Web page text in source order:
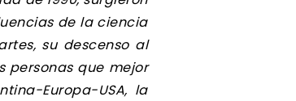
de la ciencia
su descenso al
personas que mejor
Europa-USA, la